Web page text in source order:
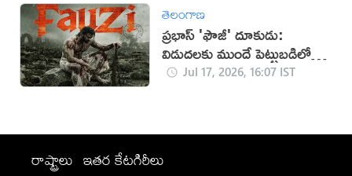
తెలంగాణ
ప్రభాస్ 'ఫౌజీ' దూకుడు:
విడుదలకు ముందే పెట్టుబడిలో
సగం రికవరీ!
Jul 17, 2026, 16:07 IST
రాష్ట్రాలు ఇతర కేటగిరీలు